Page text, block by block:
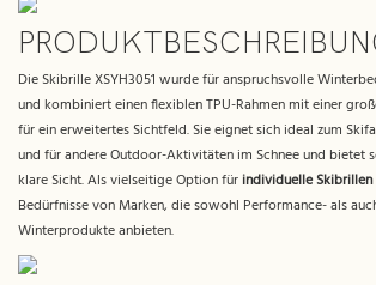
Die Skibrille XSYH3051 wurde für anspruchsvolle
und kombiniert einen flexiblen TPU-Rahmen mit einer
für ein erweitertes Sichtfeld. Sie eignet sich ideal zum
und für andere Outdoor-Aktivitäten im Schnee und bietet
klare Sicht. Als vielseitige Option für individuelle Skibrillen
Bedürfnisse von Marken, die sowohl Performance- als
Winterprodukte anbieten.